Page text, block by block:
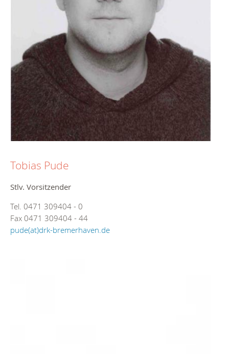
Tobias Pude
Stlv. Vorsitzender
Tel. 0471 309404 - 0
Fax 0471 309404 - 44
pude(at)drk-bremerhaven.de